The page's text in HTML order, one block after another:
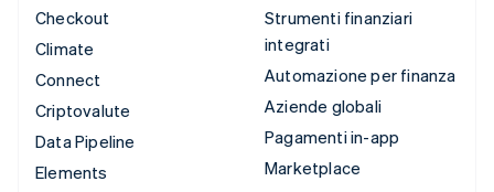
Checkout
Climate
Connect
Criptovalute
Data Pipeline
Elements
Strumenti finanziari
integrati
Automazione per finanza
Aziende globali
Pagamenti in-app
Marketplace